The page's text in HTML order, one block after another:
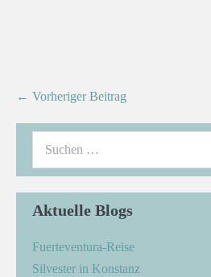
← Vorheriger Beitrag
Aktuelle Blogs
Fuerteventura-Reise
Silvester in Konstanz